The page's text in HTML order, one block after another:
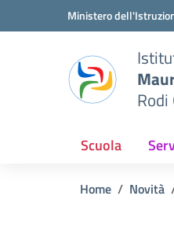
Vai ai contenuti
Vai al menu di navigazione
Ministero
Rodi
Scuola
Home Novità